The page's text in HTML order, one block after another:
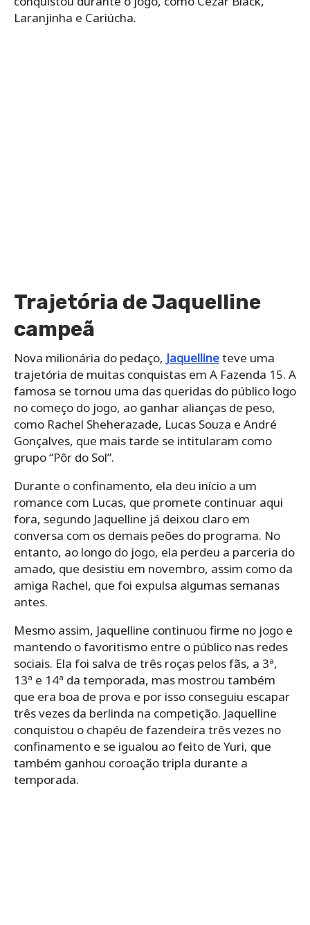
Laranjinha e Cariúcha.
Trajetória de Jaquelline
campeã
Nova milionária do pedaço, Jaquellineteve uma
trajetória de muitas conquistas em A Fazenda 15. A
famosa se tornou uma das queridas do público logo
no começo do jogo, ao ganhar alianças de peso,
como Rachel Sheherazade, Lucas Souza e André
Gonçalves, que mais tarde se intitularam como
grupo “Pôr do Sol”.
Durante o confinamento, ela deu início a um
romance com Lucas, que promete continuar aqui
fora, segundo Jaquelline já deixou claro em
conversa com os demais peões do programa. No
entanto, ao longo do jogo, ela perdeu a parceria do
amado, que desistiu em novembro, assim como da
amiga Rachel, que foi expulsa algumas semanas
antes.
Mesmo assim, Jaquelline continuou firme no jogo e
mantendo o favoritismo entre o público nas redes
sociais. Ela foi salva de três roças pelos fãs, a 3ª,
13ª e 14ª da temporada, mas mostrou também
que era boa de prova e por isso conseguiu escapar
três vezes da berlinda na competição. Jaquelline
conquistou o chapéu de fazendeira três vezes no
confinamento e se igualou ao feito de Yuri, que
também ganhou coroação tripla durante a
temporada.